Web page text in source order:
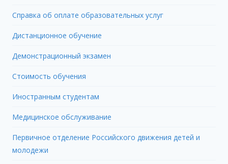
Справка об оплате образовательных услуг
Дистанционное обучение
Демонстрационный экзамен
Стоимость обучения
Иностранным студентам
Медицинское обслуживание
Первичное отделение Российского движения детей и
молодежи